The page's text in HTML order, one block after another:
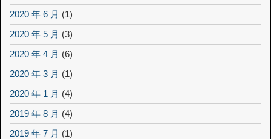
2020 年 6 月 (1)
2020 年 5 月 (3)
2020 年 4 月 (6)
2020 年 3 月 (1)
2020 年 1 月 (4)
2019 年 8 月 (4)
2019 年 7 月 (1)